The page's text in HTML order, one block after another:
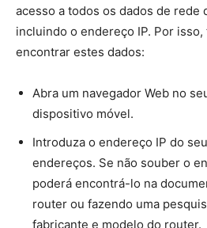
acesso a todos os dados de rede
incluindo o endereço IP. Por
encontrar estes dados:
Abra um navegador Web no
dispositivo móvel.
Introduza o endereço IP do
endereços. Se não souber o
poderá encontrá-lo na
router ou fazendo uma
fabricante e modelo do router.